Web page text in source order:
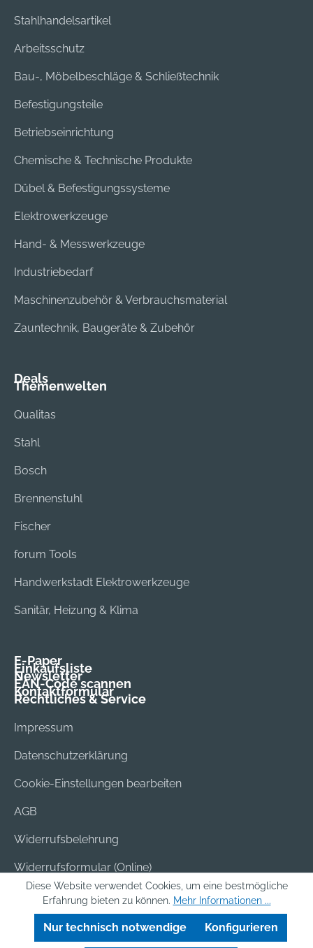
Stahlhandelsartikel
Arbeitsschutz
Bau-, Möbelbeschläge & Schließtechnik
Befestigungsteile
Betriebseinrichtung
Chemische & Technische Produkte
Dübel & Befestigungssysteme
Elektrowerkzeuge
Hand- & Messwerkzeuge
Industriebedarf
Maschinenzubehör & Verbrauchsmaterial
Zauntechnik, Baugeräte & Zubehör
Deals
Themenwelten
Qualitas
Stahl
Bosch
Brennenstuhl
Fischer
forum Tools
Handwerkstadt Elektrowerkzeuge
Sanitär, Heizung & Klima
E-Paper
Einkaufsliste
Newsletter
EAN-Code scannen
Kontaktformular
Rechtliches & Service
Impressum
Datenschutzerklärung
Cookie-Einstellungen bearbeiten
AGB
Widerrufsbelehrung
Widerrufsformular (Online)
Versand & Bezahlung
Batterieentsorgung
Diese Website verwendet Cookies, um eine bestmögliche
Erfahrung bieten zu können. Mehr Informationen ...
Nur technisch notwendige Konfigurieren